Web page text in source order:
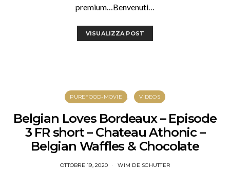
premium…Benvenuti…
VISUALIZZA POST
PUREFOOD-MOVIE VIDEOS
Belgian Loves Bordeaux – Episode
3 FR short – Chateau Athonic –
Belgian Waffles & Chocolate
OTTOBRE 19, 2020 WIM DE SCHUTTER